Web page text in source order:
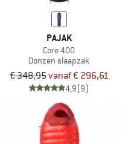
PAJAK
Core 400
Donzen slaapzak
€ 348,95vanaf € 296,61
4,9(9)